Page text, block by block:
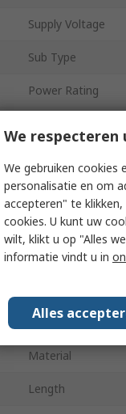
Supply Voltage
Sub Type
Power Rating
Maximum Output
Mount Type
Gearhead Type
Current Rating
Material
Length
We respecteren
We gebruiken cookies
personalisatie en om
accepteren" te
cookies. U kunt uw
wilt, klikt u op "Alles
informatie vindt u in
Alles